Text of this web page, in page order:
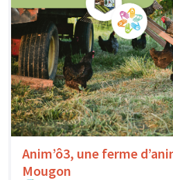
Anim’ô3, une ferme
Mougon